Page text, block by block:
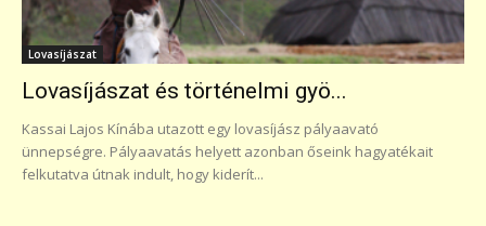
Lovasíjászat
Lovasíjászat és történelmi gyö...
Kassai Lajos Kínába utazott egy lovasíjász pályaavató
ünnepségre. Pályaavatás helyett azonban őseink hagyatékait
felkutatva útnak indult, hogy kiderít...